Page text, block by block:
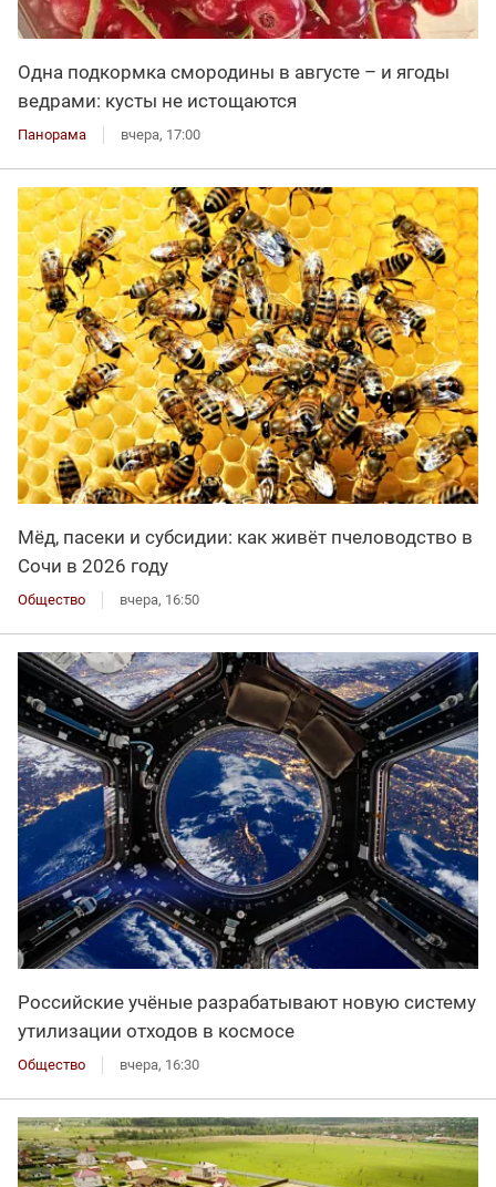
Одна подкормка смородины в августе – и ягоды
ведрами: кусты не истощаются
Панорама вчера, 17:00
Мёд, пасеки и субсидии: как живёт пчеловодство в
Сочи в 2026 году
Общество вчера, 16:50
Российские учёные разрабатывают новую систему
утилизации отходов в космосе
Общество вчера, 16:30